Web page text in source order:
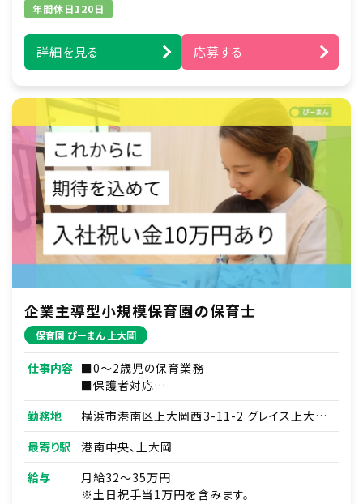
年間休日120日
詳細を見る 応募する
企業主導型小規模保育園の保育士
保育園 ぴーまん 上大岡
仕事内容 ■0～2歳児の保育業務
■保護者対応
■連絡帳・記録業務
※ICTシステムを使用
■各種研修参加
■見学対応
■調理補助
■ほか付随する業務
勤務地
横浜市港南区上大岡西3-11-2 グレイス上大岡
1階
最寄り駅
港南中央、上大岡
給与
月給32～35万円
※土日祝手当1万円を含みます。